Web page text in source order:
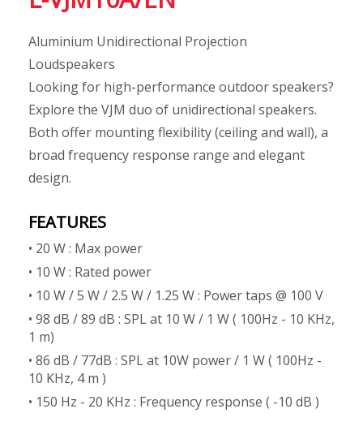
Aluminium Unidirectional Projection
Loudspeakers
Looking for high-performance outdoor speakers?
Explore the VJM duo of unidirectional speakers.
Both offer mounting flexibility (ceiling and wall), a
broad frequency response range and elegant
design.
FEATURES
• 20 W : Max power
• 10 W : Rated power
• 10 W / 5 W / 2.5 W / 1.25 W : Power taps @ 100 V
• 98 dB / 89 dB : SPL at 10 W / 1 W ( 100Hz - 10 KHz,
1 m)
• 86 dB / 77dB : SPL at 10W power / 1 W ( 100Hz -
10 KHz, 4 m )
• 150 Hz - 20 KHz : Frequency response ( -10 dB )